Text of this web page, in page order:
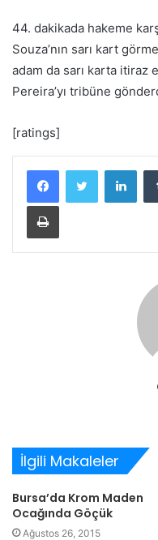
44. dakikada hakeme
Souza’nın sarı kart
adam da sarı karta itiraz
Pereira’yı tribüne
[ratings]
Yazdır
İlgili Makaleler
Bursa’da Krom Maden
Ocağında Göçük
Ağustos 26, 2015